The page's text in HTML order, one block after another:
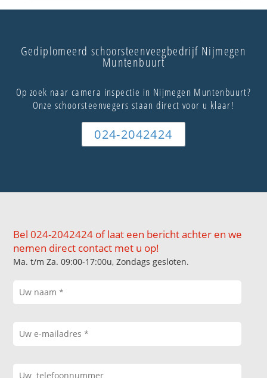
Gediplomeerd schoorsteenveegbedrijf Nijmegen
Muntenbuurt
Op zoek naar camera inspectie in Nijmegen Muntenbuurt?
Onze schoorsteenvegers staan direct voor u klaar!
024-2042424
Bel 024-2042424 of laat een bericht achter en we
nemen direct contact met u op!
Ma. t/m Za. 09:00-17:00u, Zondags gesloten.